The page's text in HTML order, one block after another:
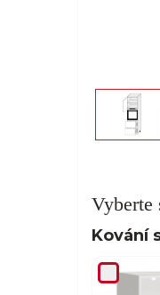
Vyberte
Kování